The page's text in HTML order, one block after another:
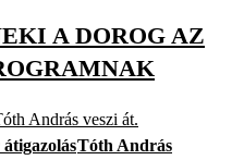
A DOROG AZ
András veszi át.
Tóth András